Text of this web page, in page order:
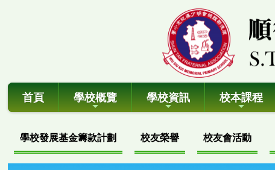
首頁 學校概覽 學校資訊 校本課程
學校發展基金籌款計劃 校友榮譽 校友會活動